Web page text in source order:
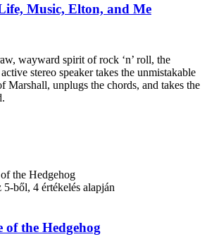
Music, Elton, and Me
wayward spirit of rock ‘n’ roll, the
stereo speaker takes the unmistakable
Marshall, unplugs the chords, and takes the
5-ből, 4 értékelés alapján
of the Hedgehog